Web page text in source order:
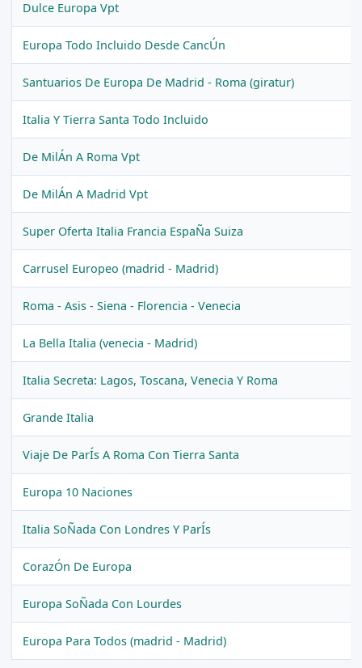
Dulce Europa Vpt
Europa Todo Incluido Desde CancÚn
Santuarios De Europa De Madrid - Roma (giratur)
Italia Y Tierra Santa Todo Incluido
De MilÁn A Roma Vpt
De MilÁn A Madrid Vpt
Super Oferta Italia Francia EspaÑa Suiza
Carrusel Europeo (madrid - Madrid)
Roma - Asis - Siena - Florencia - Venecia
La Bella Italia (venecia - Madrid)
Italia Secreta: Lagos, Toscana, Venecia Y Roma
Grande Italia
Viaje De ParÍs A Roma Con Tierra Santa
Europa 10 Naciones
Italia SoÑada Con Londres Y ParÍs
CorazÓn De Europa
Europa SoÑada Con Lourdes
Europa Para Todos (madrid - Madrid)